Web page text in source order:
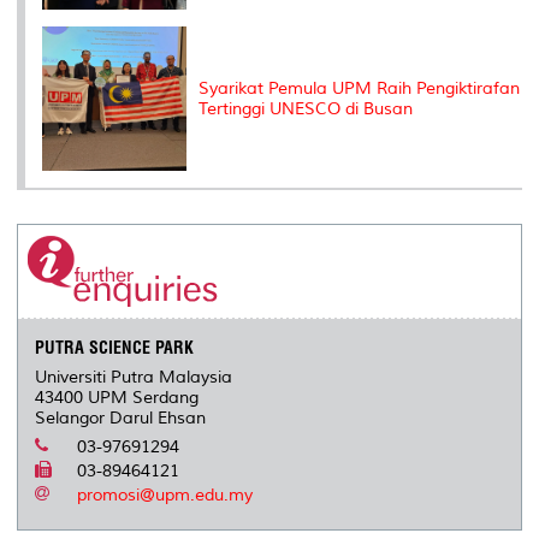
Syarikat Pemula UPM Raih Pengiktirafan
Tertinggi UNESCO di Busan
PUTRA SCIENCE PARK
Universiti Putra Malaysia
43400 UPM Serdang
Selangor Darul Ehsan
03-97691294
03-89464121
promosi@upm.edu.my